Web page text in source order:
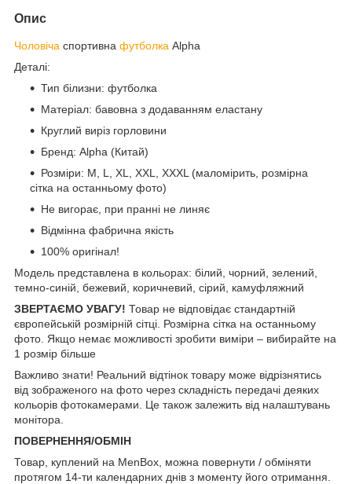
Опис
Чоловіча спортивна футболка Alpha
Деталі:
Тип білизни: футболка
Матеріал: бавовна з додаванням еластану
Круглий виріз горловини
Бренд: Alpha (Китай)
Розміри: М, L, XL, XXL, XXXL (маломірить, розмірна
сітка на останньому фото)
Не вигорає, при пранні не линяє
Відмінна фабрична якість
100% оригінал!
Модель представлена в кольорах: білий, чорний, зелений,
темно-синій, бежевий, коричневий, сірий, камуфляжний
ЗВЕРТАЄМО УВАГУ! Товар не відповідає стандартній
європейській розмірній сітці. Розмірна сітка на останньому
фото. Якщо немає можливості зробити виміри – вибирайте на
1 розмір більше
Важливо знати! Реальний відтінок товару може відрізнятись
від зображеного на фото через складність передачі деяких
кольорів фотокамерами. Це також залежить від налаштувань
монітора.
ПОВЕРНЕННЯ/ОБМІН
Товар, куплений на MenBox, можна повернути / обміняти
протягом 14-ти календарних днів з моменту його отримання.